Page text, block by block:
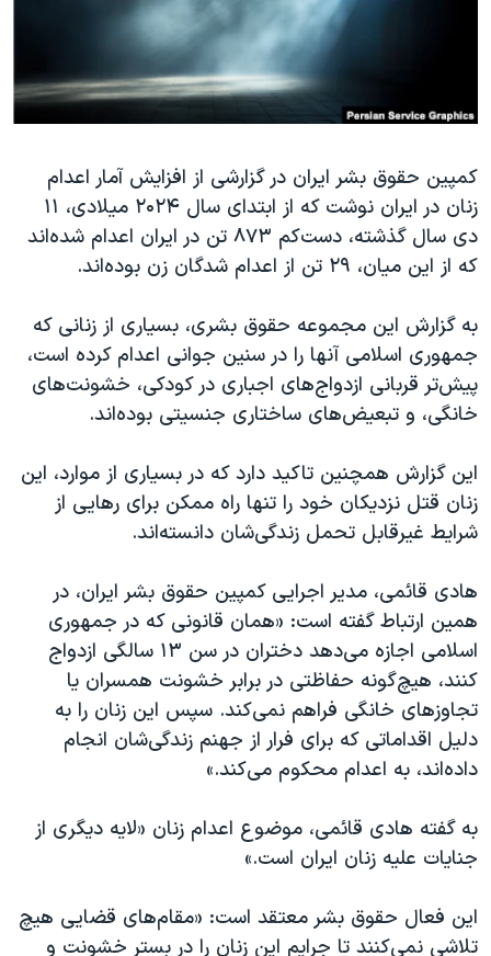
اسرائیل در جنگ
گالری عکس
آرشیو پخش زنده
حمله جمهوری اسلامی به اسرائیل
ورزش زنان در ایران
اعتراضات زن، زندگی، آزادی
مجموعه مستندهای دادخواهی
دادگاه حمید نوری
چهل سال گروگان‌گیری
قانون شفافیت دارائی کادر رهبری ایران
اسرائیل در جنگ
نرگس محمدی برنده جایزه نوبل صلح
صفحه‌های ویژه
سفر پرزیدنت ترامپ به چین
زبانهای مختلف
کمپین حقوق بشر ایران در گزارشی از افزایش آمار اعدام
زنان در ایران نوشت که از ابتدای سال ۲۰۲۴ میلادی، ۱۱
دی سال گذشته، دست‌کم ۸۷۳ تن در ایران اعدام شده‌اند
که از این میان، ۲۹ تن از اعدام شدگان زن بوده‌اند.
به گزارش این مجموعه حقوق بشری، بسیاری از زنانی که
جمهوری اسلامی آنها را در سنین جوانی اعدام کرده است،
پیش‌تر قربانی ازدواج‌های اجباری در کودکی، خشونت‌های
خانگی، و تبعیض‌های ساختاری جنسیتی بوده‌اند.
این گزارش همچنین تاکید دارد که در بسیاری از موارد، این
زنان قتل نزدیکان خود را تنها راه ممکن برای رهایی از
شرایط غیرقابل تحمل زندگی‌شان دانسته‌اند.
هادی قائمی، مدیر اجرایی کمپین حقوق بشر ایران، در
همین ارتباط گفته است: «همان قانونی که در جمهوری
اسلامی اجازه می‌دهد دختران در سن ۱۳ سالگی ازدواج
کنند، هیچ‌گونه حفاظتی در برابر خشونت همسران یا
تجاوزهای خانگی فراهم نمی‌‌کند. سپس این زنان را به
دلیل اقداماتی که برای فرار از جهنم زندگی‌شان انجام
داده‌اند، به اعدام محکوم می‌کند.»
به گفته هادی قائمی، موضوع اعدام زنان «لایه دیگری از
جنایات علیه زنان ایران است.»
این فعال حقوق بشر معتقد است: «مقام‌های قضایی هیچ
تلاشی نمی‌کنند تا جرایم این زنان را در بستر خشونت و